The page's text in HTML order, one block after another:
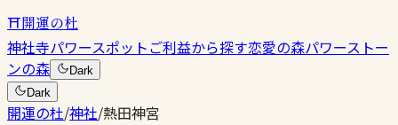
⛩開運の杜
神社寺パワースポットご利益から探す恋愛の森パワーストー
ンの森
Dark
Dark
開運の杜/神社/熱田神宮